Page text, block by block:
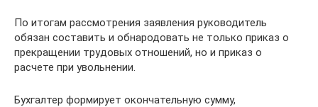
По итогам рассмотрения заявления руководитель
обязан составить и обнародовать не только приказ о
прекращении трудовых отношений, но и приказ о
расчете при увольнении.
Бухгалтер формирует окончательную сумму,